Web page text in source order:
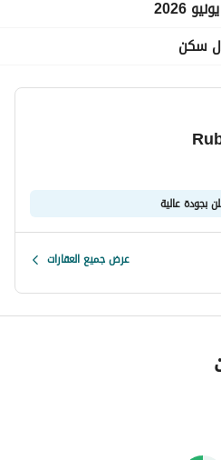
سكن
بجودة عالية
عرض جميع العقارات